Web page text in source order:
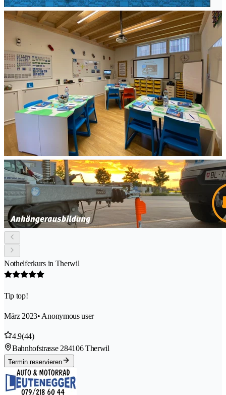
Nothelferkurs in Therwil
Tip top!
März 2023• Anonymous user
4.9(44)
Bahnhofstrasse 284106 Therwil
Termin reservieren